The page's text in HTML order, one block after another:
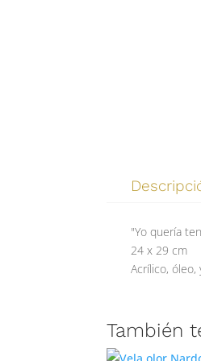
"Yo quería
24 x 29 cm
Acrílico, óleo,
También